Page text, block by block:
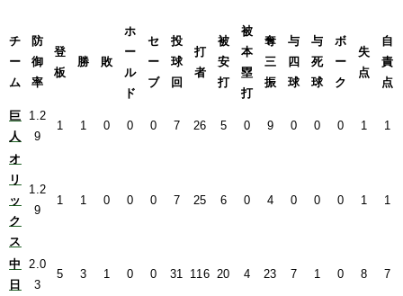
チ
ー
ム
防
御
率
登
板
勝 敗
ホ
ー
ル
ド
セ
ー
ブ
投
球
回
打
者
被
安
打
被
本
塁
打
奪
三
振
与
四
球
与
死
球
ボ
ー
ク
失
点
自
責
点
巨
人
1.2
9
1 1 0 0 0 7 26 5 0 9 0 0 0 1 1
オ
リ
ッ
ク
ス
1.2
9
1 1 0 0 0 7 25 6 0 4 0 0 0 1 1
中
日
2.0
3
5 3 1 0 0 31 116 20 4 23 7 1 0 8 7